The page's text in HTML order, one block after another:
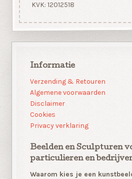
KVK: 12012518
Informatie
Verzending & Retouren
Algemene voorwaarden
Disclaimer
Cookies
Privacy verklaring
Beelden en Sculpturen
particulieren en
Waarom kies je een